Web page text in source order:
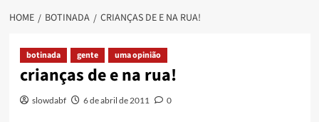
HOME BOTINADA CRIANÇAS DE E NA RUA!
botinada gente uma opinião
crianças de e na rua!
slowdabf 6 de abril de 2011 0